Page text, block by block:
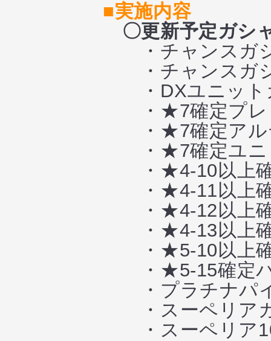
■実施内容
〇更新予定ガシ
・チャンスガ
・チャンスガ
・DXユニット
・★7確定プレ
・★7確定アル
・★7確定ユニ
・★4-10以上確
・★4-11以上確
・★4-12以上確
・★4-13以上確
・★5-10以上確
・★5-15確定パ
・プラチナパ
・スーペリア
・スーペリア